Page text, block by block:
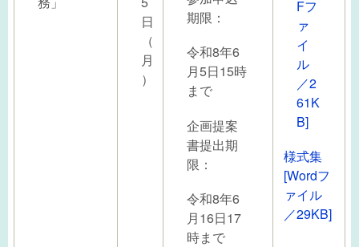
日
（
月
）
期限：
令和8年6
月5日15時
まで
企画提案
書提出期
限：
令和8年6
月16日17
時まで
Fフ
ァ
イ
ル
／2
61K
B]
様式集
[Wordフ
ァイル
／29KB]